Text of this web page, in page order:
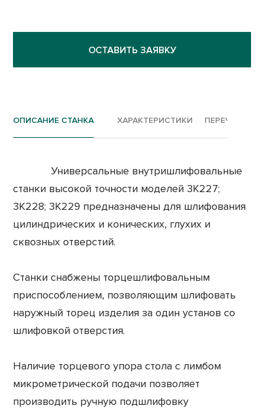
ОСТАВИТЬ ЗАЯВКУ
ОПИСАНИЕ СТАНКА ХАРАКТЕРИСТИКИ ПЕРЕЧЕНЬ
Универсальные внутришлифовальные
станки высокой точности моделей 3К227;
3К228; 3К229 предназначены для шлифования
цилиндрических и конических, глухих и
сквозных отверстий.
Станки снабжены торцешлифовальным
приспособлением, позволяющим шлифовать
наружный торец изделия за один установ со
шлифовкой отверстия.
Наличие торцевого упора стола с лимбом
микрометрической подачи позволяет
производить ручную подшлифовку